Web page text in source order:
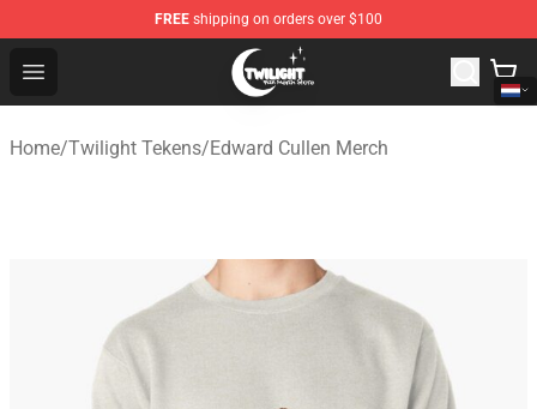
FREE shipping on orders over $100
Open menu
Twilight Store - Official Twilight Merchandise Shop
Home/Twilight Tekens/Edward Cullen Merch